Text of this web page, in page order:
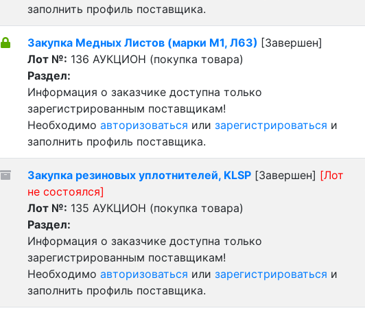
заполнить профиль поставщика.
Закупка Медных Листов (марки М1, Л63) [Завершен]
Лот №: 136 АУКЦИОН (покупка товара)
Раздел:
Информация о заказчике доступна только
зарегистрированным поставщикам!
Необходимо авторизоваться или зарегистрироваться и
заполнить профиль поставщика.
Закупка резиновых уплотнителей, KLSP [Завершен] [Лот
не состоялся]
Лот №: 135 АУКЦИОН (покупка товара)
Раздел:
Информация о заказчике доступна только
зарегистрированным поставщикам!
Необходимо авторизоваться или зарегистрироваться и
заполнить профиль поставщика.